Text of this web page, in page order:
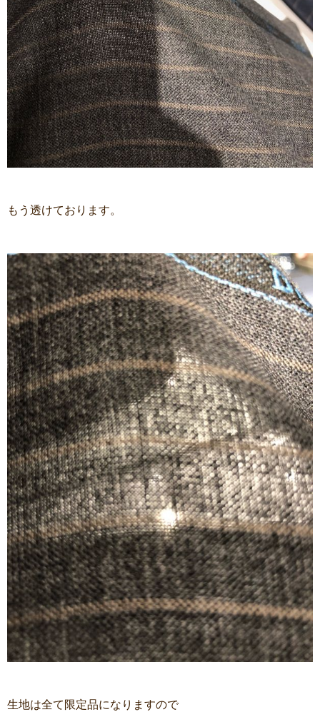
もう透けております。
生地は全て限定品になりますので